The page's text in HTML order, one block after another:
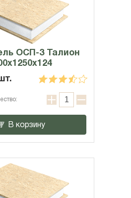
ОСП-3 Талион
В корзину